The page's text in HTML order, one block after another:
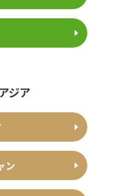
ジア
ン